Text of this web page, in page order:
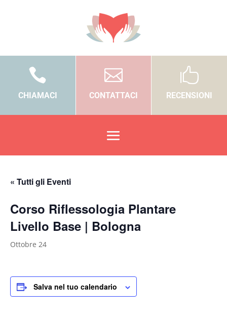

CHIAMACI

CONTATTACI

RECENSIONI
« Tutti gli Eventi
Corso Riflessologia Plantare
Livello Base | Bologna
Ottobre 24
Salva nel tuo calendario